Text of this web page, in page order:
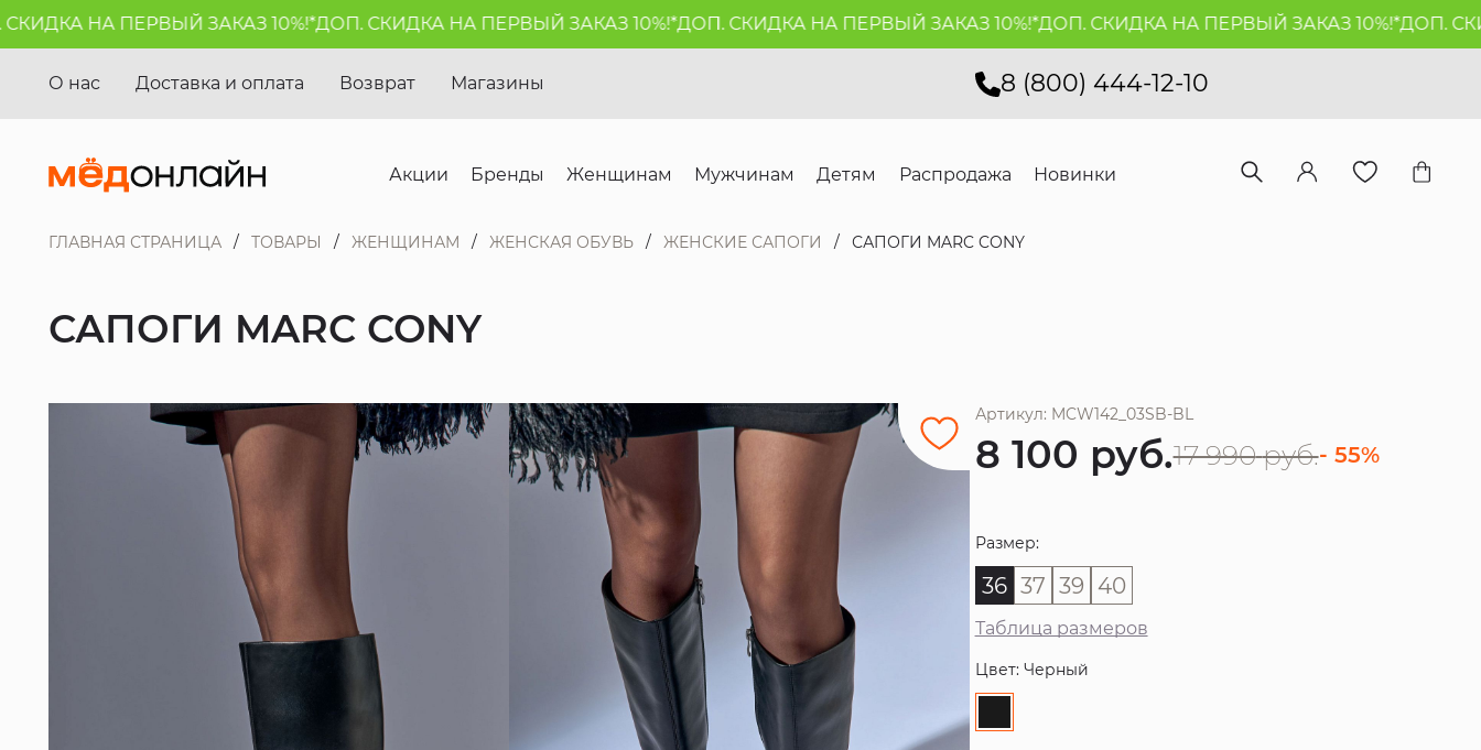
НА ПЕРВЫЙ ЗАКАЗ 10%!*ДОП. СКИДКА НА ПЕРВЫЙ ЗАКАЗ 10%!*ДОП. СКИДКА НА ПЕРВЫЙ ЗАКАЗ 10%!*ДОП. СКИДКА НА ПЕРВЫЙ ЗАКАЗ 10%!*ДОП.
8 (800) 444-12-10
О нас Доставка и оплата Возврат Магазины
Акции Бренды Женщинам Мужчинам Детям Распродажа Новинки
ГЛАВНАЯ СТРАНИЦА ТОВАРЫ ЖЕНЩИНАМ ЖЕНСКАЯ ОБУВЬ ЖЕНСКИЕ САПОГИ САПОГИ MARC CONY
САПОГИ MARC CONY
Артикул: MCW142_03SB-BL
8 100 руб.17 990 руб.- 55%
Размер:
36 37 39 40
Таблица размеров
Цвет: Черный